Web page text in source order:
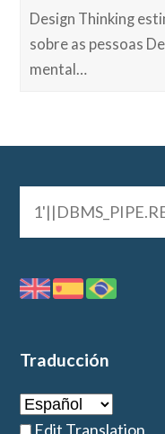
Design Thinking
sobre as pessoas
mental…
Traducción
Edit Translation